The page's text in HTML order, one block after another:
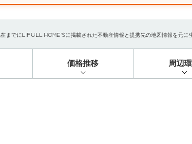
までにLIFULL HOME'Sに掲載された不動産情報と提携先の地図情報を元
価格推移 周辺